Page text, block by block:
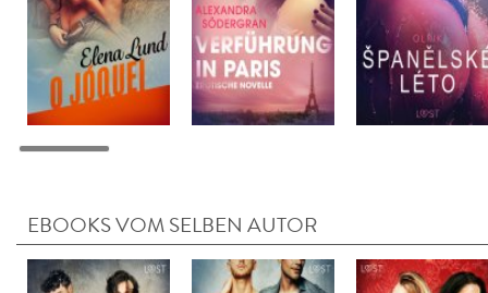
EBOOKS VOM SELBEN AUTOR